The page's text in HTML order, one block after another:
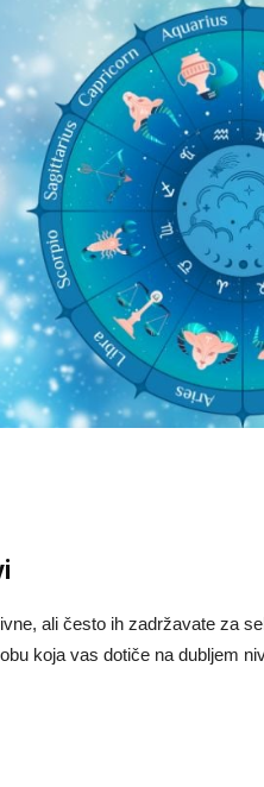
ali često ih zadržavate za
koja vas dotiče na dubljem